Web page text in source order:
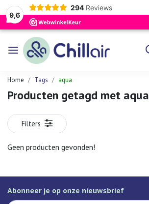
9,6
294 Reviews
Home Tags aqua
Producten getagd met aqua
Filters
Geen producten gevonden!
Abonneer je op onze nieuwsbrief